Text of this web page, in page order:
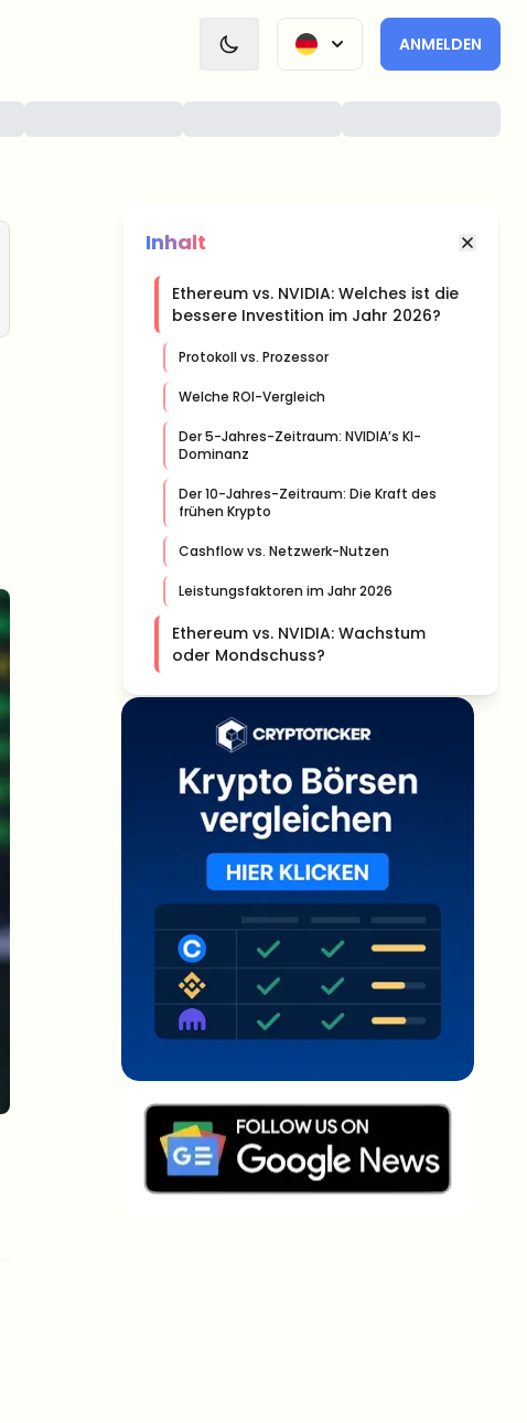
ANMELDEN
Inhalt
Ethereum vs. NVIDIA: Welches ist die
bessere Investition im Jahr 2026?
Protokoll vs. Prozessor
Welche ROI-Vergleich
Der 5-Jahres-Zeitraum: NVIDIA’s KI-
Dominanz
Der 10-Jahres-Zeitraum: Die Kraft des
frühen Krypto
Cashflow vs. Netzwerk-Nutzen
Leistungsfaktoren im Jahr 2026
Ethereum vs. NVIDIA: Wachstum
oder Mondschuss?